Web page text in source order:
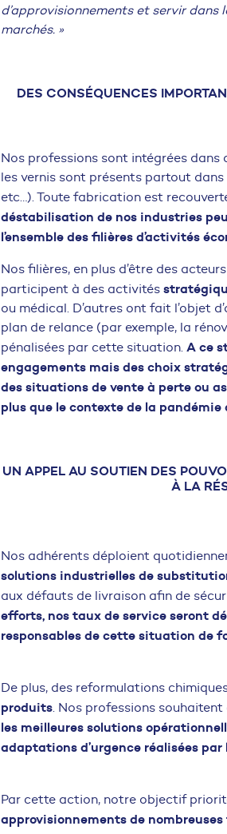
d’approvisionnements et servir
marchés. »
DES CONSÉQUENCES
Nos professions sont intégrées dans
les vernis sont présents partout
etc…). Toute fabrication est
déstabilisation de nos industries
l’ensemble des filières d’activités
Nos filières, en plus d’être des
participent à des activités
ou médical. D’autres ont fait l’objet
plan de relance (par exemple, la
pénalisées par cette situation. A ce
engagements mais des choix
des situations de vente à perte ou
plus que le contexte de la
UN APPEL AU SOUTIEN DES
À LA
Nos adhérents déploient
solutions industrielles de
aux défauts de livraison afin de
efforts, nos taux de service seront
responsables de cette situation de
De plus, des reformulations
produits. Nos professions
les meilleures solutions
adaptations d’urgence réalisées
Par cette action, notre objectif
approvisionnements de